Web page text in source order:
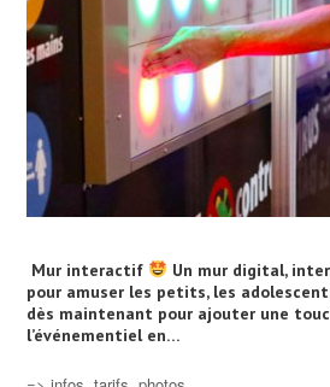
Mur interactif Un mur digital,
pour amuser les petits, les
dès maintenant pour ajouter une
l’événementiel en…